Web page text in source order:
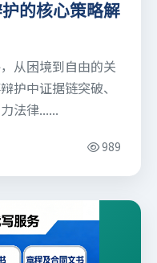
的核心策略解
从困境到自由的关
护中证据链突破、
法律......
989